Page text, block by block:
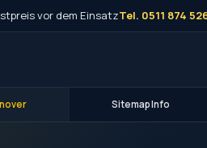
vor dem EinsatzTel. 0511 874
Sitemap Info